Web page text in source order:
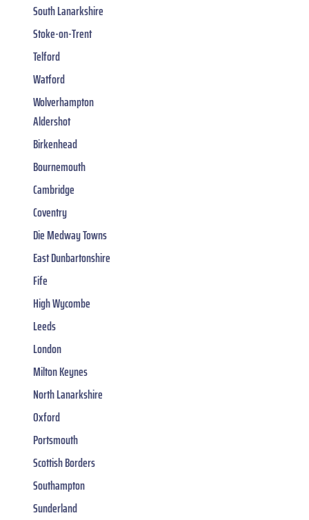
South Lanarkshire
Stoke-on-Trent
Telford
Watford
Wolverhampton
Aldershot
Birkenhead
Bournemouth
Cambridge
Coventry
Die Medway Towns
East Dunbartonshire
Fife
High Wycombe
Leeds
London
Milton Keynes
North Lanarkshire
Oxford
Portsmouth
Scottish Borders
Southampton
Sunderland